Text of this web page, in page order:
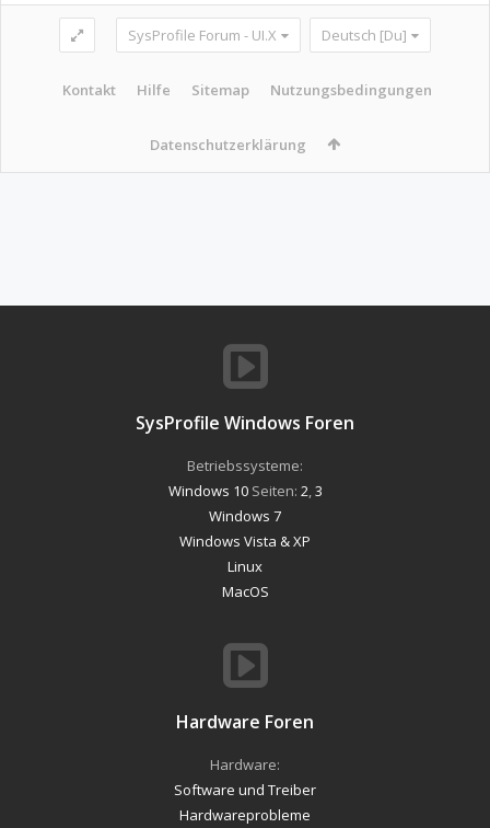
SysProfile Forum - UI.X Deutsch [Du]
Kontakt Hilfe Sitemap Nutzungsbedingungen
Datenschutzerklärung
SysProfile Windows Foren
Betriebssysteme:
Windows 10Seiten: 2 3
Windows 7
Windows Vista & XP
Linux
MacOS
Hardware Foren
Hardware:
Software und Treiber
Hardwareprobleme